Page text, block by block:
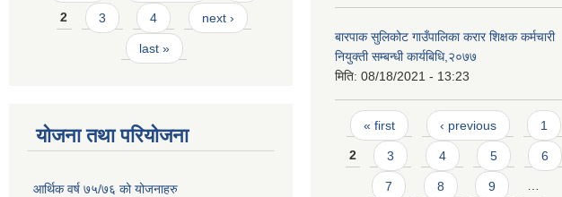
2 3 4 next ›
last »
योजना तथा परियोजना
आर्थिक वर्ष ७५/७६ को योजनाहरु
बारपाक सुलिकोट गाउँपालिका करार शिक्षक कर्मचारी
नियुक्ती सम्बन्धी कार्यबिधि,२०७७
मिति: 08/18/2021 - 13:23
Pages
« first ‹ previous 1
2 3 4 5 6
7 8 9 …